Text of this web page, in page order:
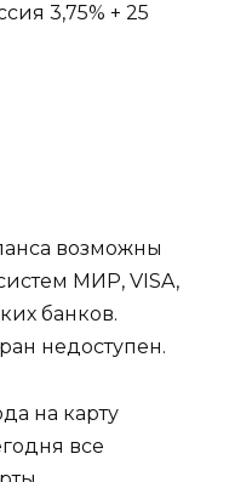
3,75% + 25
возможны
МИР, VISA,
банков.
недоступен.
на карту
все